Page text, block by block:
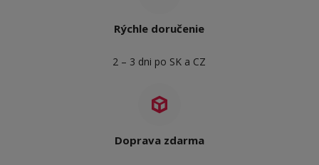
Rýchle doručenie
2 – 3 dni po SK a CZ
Doprava zdarma